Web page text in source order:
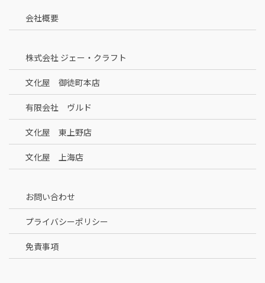
会社概要
株式会社 ジェー・クラフト
文化屋 御徒町本店
有限会社 ヴルド
文化屋 東上野店
文化屋 上海店
お問い合わせ
プライバシーポリシー
免責事項